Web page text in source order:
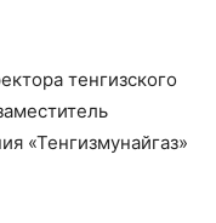
тенгизского
«Тенгизмунайгаз»